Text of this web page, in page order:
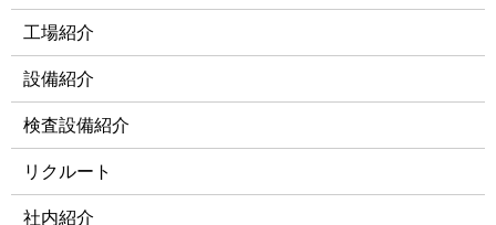
工場紹介
設備紹介
検査設備紹介
リクルート
社内紹介